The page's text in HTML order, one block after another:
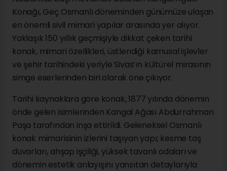
Konağı, Geç Osmanlı döneminden günümüze ulaşan
en önemli sivil mimari yapılar arasında yer alıyor.
Yaklaşık 150 yıllık geçmişiyle dikkat çeken tarihi
konak, mimari özellikleri, üstlendiği kamusal işlevler
ve şehir tarihindeki yeriyle Sivas’ın kültürel mirasının
simge eserlerinden biri olarak öne çıkıyor.
Tarihi kaynaklara göre konak, 1877 yılında dönemin
önde gelen isimlerinden Kangal Ağası Abdurrahman
Paşa tarafından inşa ettirildi. Geleneksel Osmanlı
konak mimarisinin izlerini taşıyan yapı; kesme taş
duvarları, ahşap işçiliği, yüksek tavanlı odaları ve
dönemin estetik anlayışını yansıtan detaylarıyla